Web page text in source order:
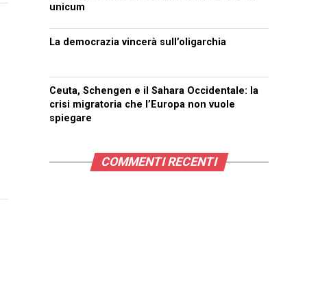
unicum
La democrazia vincerà sull’oligarchia
Ceuta, Schengen e il Sahara Occidentale: la
crisi migratoria che l’Europa non vuole
spiegare
COMMENTI RECENTI